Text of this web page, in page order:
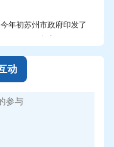
年初苏州市政府印发了
中"营商环境优化行动"中
值化改革，加强企业综合
源集中、数字赋能、诉求
署，所以借此机会，可否
动